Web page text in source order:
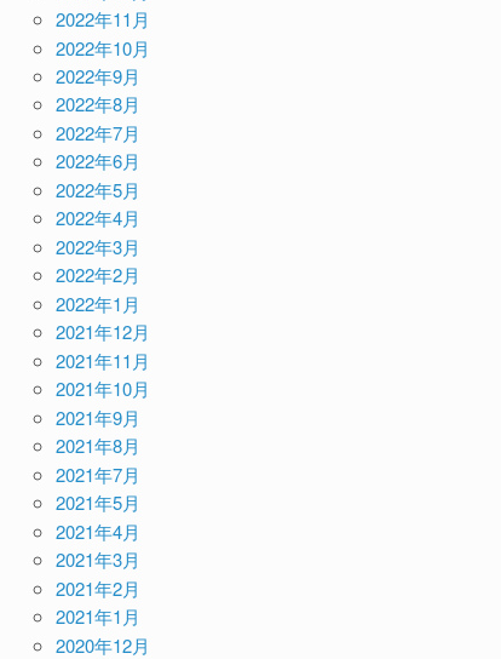
2022年11月
2022年10月
2022年9月
2022年8月
2022年7月
2022年6月
2022年5月
2022年4月
2022年3月
2022年2月
2022年1月
2021年12月
2021年11月
2021年10月
2021年9月
2021年8月
2021年7月
2021年5月
2021年4月
2021年3月
2021年2月
2021年1月
2020年12月